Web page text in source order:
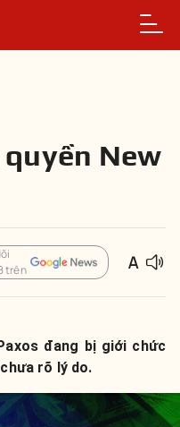
New
trên
đang bị giới chức
rõ lý do.